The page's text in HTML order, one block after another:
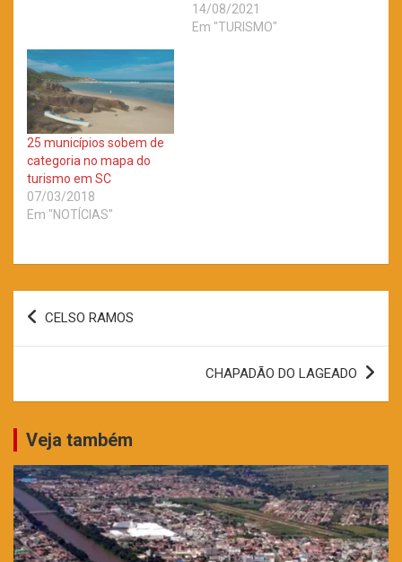
14/08/2021
Em "TURISMO"
25 municípios sobem de
categoria no mapa do
turismo em SC
07/03/2018
Em "NOTÍCIAS"
Navegação
de
CELSO RAMOS
CHAPADÃO DO LAGEADO
Veja também